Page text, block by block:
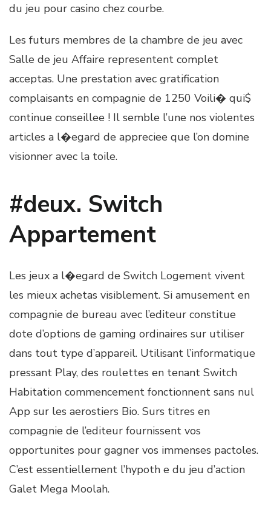
du jeu pour casino chez courbe.
Les futurs membres de la chambre de jeu avec
Salle de jeu Affaire representent complet
acceptas. Une prestation avec gratification
complaisants en compagnie de 1250 Voili� qui$
continue conseillee ! Il semble l’une nos violentes
articles a l�egard de appreciee que l’on domine
visionner avec la toile.
#deux. Switch
Appartement
Les jeux a l�egard de Switch Logement vivent
les mieux achetas visiblement. Si amusement en
compagnie de bureau avec l’editeur constitue
dote d’options de gaming ordinaires sur utiliser
dans tout type d’appareil. Utilisant l’informatique
pressant Play, des roulettes en tenant Switch
Habitation commencement fonctionnent sans nul
App sur les aerostiers Bio. Surs titres en
compagnie de l’editeur fournissent vos
opportunites pour gagner vos immenses pactoles.
C’est essentiellement l’hypoth e du jeu d’action
Galet Mega Moolah.